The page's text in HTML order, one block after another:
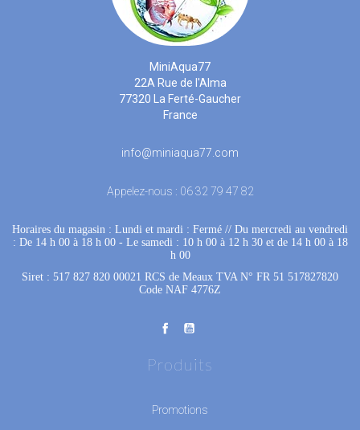
MiniAqua77
22A Rue de l'Alma
77320 La Ferté-Gaucher
France
info@miniaqua77.com
Appelez-nous : 06 32 79 47 82
Horaires du magasin : Lundi et mardi : Fermé // Du mercredi au vendredi
: De 14 h 00 à 18 h 00 - Le samedi : 10 h 00 à 12 h 30 et de 14 h 00 à 18
h 00
Siret : 517 827 820 00021 RCS de Meaux TVA N° FR 51 517827820
Code NAF 4776Z
Produits
Promotions